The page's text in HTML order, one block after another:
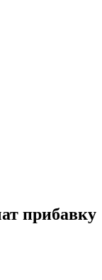
прибавку